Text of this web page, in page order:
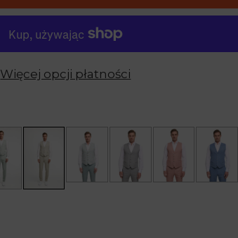
Więcej opcji płatności